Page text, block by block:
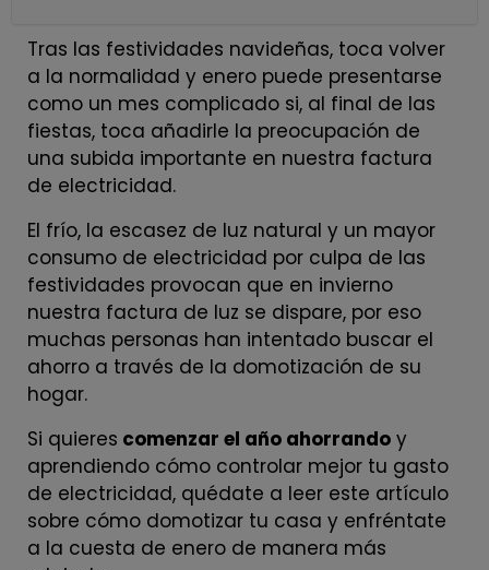
Tras las festividades navideñas, toca volver
a la normalidad y enero puede presentarse
como un mes complicado si, al final de las
fiestas, toca añadirle la preocupación de
una subida importante en nuestra factura
de electricidad.
El frío, la escasez de luz natural y un mayor
consumo de electricidad por culpa de las
festividades provocan que en invierno
nuestra factura de luz se dispare, por eso
muchas personas han intentado buscar el
ahorro a través de la domotización de su
hogar.
Si quieres comenzar el año ahorrando y
aprendiendo cómo controlar mejor tu gasto
de electricidad, quédate a leer este artículo
sobre cómo domotizar tu casa y enfréntate
a la cuesta de enero de manera más